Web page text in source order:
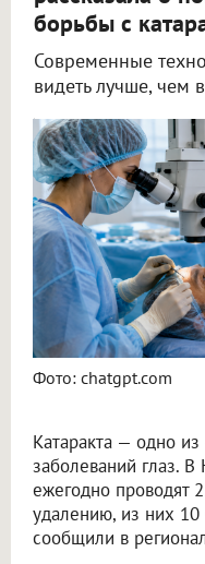
борьбы с
Современные
видеть лучше, чем
Фото: chatgpt.com
Катаракта — одно
заболеваний глаз.
ежегодно проводят
удалению, из них
сообщили в